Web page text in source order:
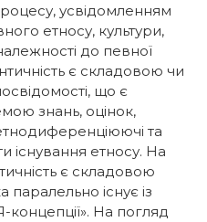
усвідомленням
етносу, культури,
до певної
є складовою чи
що є
знань, оцінок,
та
існування етносу. На
є складовою
паралельно існує із
На погляд